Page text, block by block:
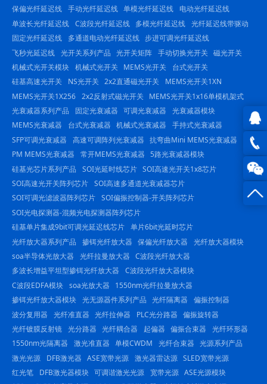
QQ在
线咨
询
0816
保偏光纤延迟线 手动光纤延迟线 单模光纤延迟线
电动光纤延迟线
单波长光纤延迟线 C波段光纤延迟线 多模光纤延迟线 光纤延迟线带驱动
固定光纤延迟线
多通道电动光纤延迟线 步进可调光纤延迟线
飞秒光延迟线 光开关系列产品 光开关矩阵 手动切换光开关 磁光开关
机械式光开关模块 机械式光开关 MEMS光开关
台式光开关
硅基高速光开关
NS光开关 2x2直通磁光开关
MEMS光开关1XN
MEMS光开关1X256 2x2反射式磁光开关
MEMS光开关1x16单模机架式
光衰减器系列产品
固定光衰减器 可调光衰减器
光衰减器模块
MEMS光衰减器
台式光衰减器 机械式光衰减器
手持式光衰减器
SFP可调光衰减器
高速可调阵列光衰减器 抗弯曲Mini MEMS光衰减器
PM MEMS光衰减器
常开MEMS光衰减器 5路光衰减器模块
硅基光芯片系列产品
SOI光延时线芯片 SOI高速光开关1x8芯片
SOI高速光开关阵列芯片 SOI高速多通道光衰减器芯片
SOI可调光滤波器阵列芯片 SOI偏振控制器-开关阵列芯片
SOI光电探测器-混频光电探测器阵列芯片
硅基单片集成9bit可调光延迟线芯片 单片6bit光延时芯片
光纤放大器系列产品
掺铒光纤放大器 保偏光纤放大器
光纤放大器模块
soa半导体光放大器
光纤拉曼放大器 C波段光纤放大器
多波长增益平坦型掺铒光纤放大器
C波段光纤放大器模块
C波段EDFA模块 soa光放大器
1550nm光纤拉曼放大器
掺铒光纤放大器模块 光无源器件系列产品 光纤隔离器
偏振控制器
波分复用器
光纤准直器 光纤拉伸器 PLC光分路器
偏振旋转器
光纤镀膜反射镜 光分路器 光纤耦合器 起偏器 偏振合束器
光纤环形器
1550nm光隔离器
激光准直器 单模CWDM 光纤合束器
光源系列产品
激光光源
DFB激光器 ASE宽带光源 激光器雷达源 SLED宽带光源
红光笔
DFB激光器模块 可调谐激光光源 宽带光源 ASE光源模块